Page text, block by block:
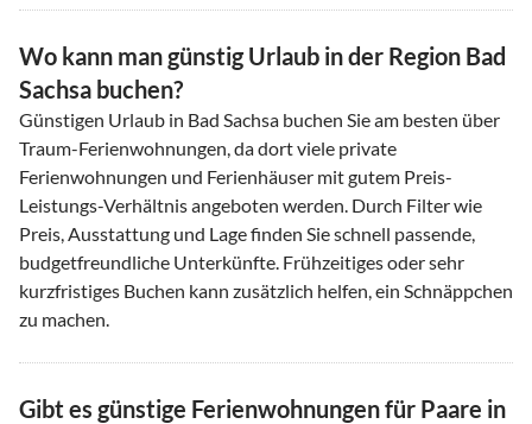
Wo kann man günstig Urlaub in der Region Bad
Sachsa buchen?
Günstigen Urlaub in Bad Sachsa buchen Sie am besten über
Traum-Ferienwohnungen, da dort viele private
Ferienwohnungen und Ferienhäuser mit gutem Preis-
Leistungs-Verhältnis angeboten werden. Durch Filter wie
Preis, Ausstattung und Lage finden Sie schnell passende,
budgetfreundliche Unterkünfte. Frühzeitiges oder sehr
kurzfristiges Buchen kann zusätzlich helfen, ein Schnäppchen
zu machen.
Gibt es günstige Ferienwohnungen für Paare in